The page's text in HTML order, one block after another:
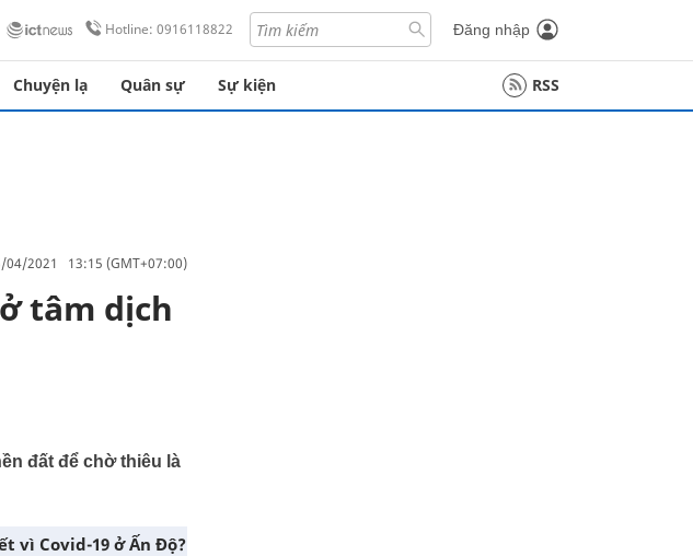
Hotline: 0916118822 Đăng nhập
Chuyện lạ Quân sự Sự kiện RSS
04/2021 13:15 (GMT+07:00)
tâm dịch
đất để chờ thiêu là
vì Covid-19 ở Ấn Độ?